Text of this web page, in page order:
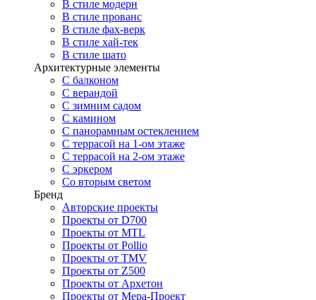
В стиле модерн
В стиле прованс
В стиле фах-верк
В стиле хай-тек
В стиле шато
Архитектурные элементы
С балконом
С верандой
С зимним садом
С камином
С панорамным остеклением
С террасой на 1-ом этаже
С террасой на 2-ом этаже
С эркером
Со вторым светом
Бренд
Авторские проекты
Проекты от D700
Проекты от MTL
Проекты от Pollio
Проекты от TMV
Проекты от Z500
Проекты от Архетон
Проекты от Мера-Проект